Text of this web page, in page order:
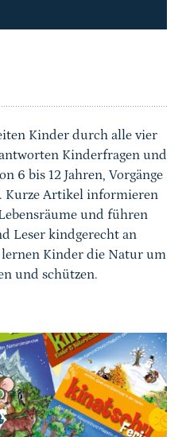
Kinder durch alle vier
Kinderfragen und
6 bis 12 Jahren, Vorgänge
Kurze Artikel informieren
und führen
Leser kindgerecht an
Kinder die Natur um
und schützen.